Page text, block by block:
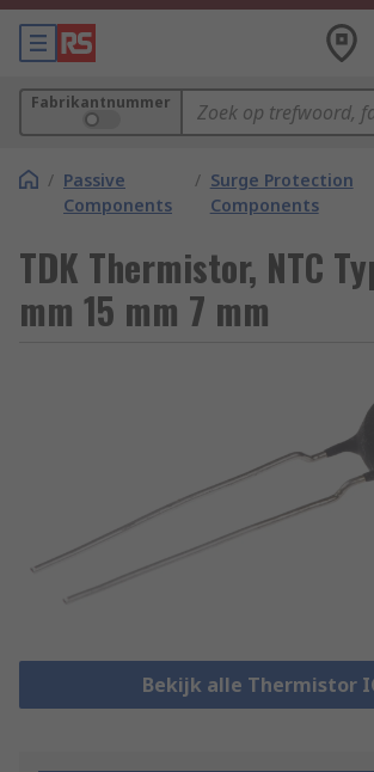
Fabrikantnummer
/ Passive
Components
/ Surge Protection
Components
TDK Thermistor, NTC
mm 15 mm 7 mm
Bekijk alle Thermistor